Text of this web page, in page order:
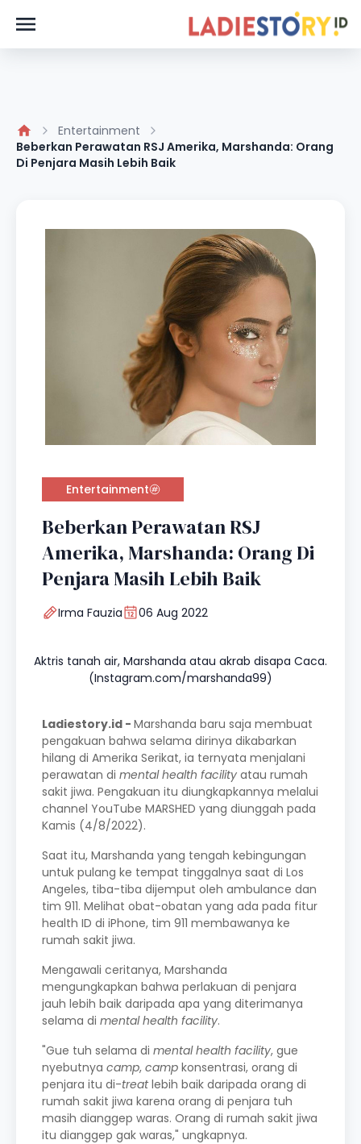
Entertainment
Beberkan Perawatan RSJ Amerika, Marshanda: Orang
Di Penjara Masih Lebih Baik
Entertainment
Beberkan Perawatan RSJ
Amerika, Marshanda: Orang Di
Penjara Masih Lebih Baik
Irma Fauzia 06 Aug 2022
Aktris tanah air, Marshanda atau akrab disapa Caca.
(Instagram.com/marshanda99)
Ladiestory.id - Marshanda baru saja membuat
pengakuan bahwa selama dirinya dikabarkan
hilang di Amerika Serikat, ia ternyata menjalani
perawatan di mental health facility atau rumah
sakit jiwa. Pengakuan itu diungkapkannya melalui
channel YouTube MARSHED yang diunggah pada
Kamis (4/8/2022).
Saat itu, Marshanda yang tengah kebingungan
untuk pulang ke tempat tinggalnya saat di Los
Angeles, tiba-tiba dijemput oleh ambulance dan
tim 911. Melihat obat-obatan yang ada pada fitur
health ID di iPhone, tim 911 membawanya ke
rumah sakit jiwa.
Mengawali ceritanya, Marshanda
mengungkapkan bahwa perlakuan di penjara
jauh lebih baik daripada apa yang diterimanya
selama di mental health facility.
"Gue tuh selama di mental health facility, gue
nyebutnya camp, camp konsentrasi, orang di
penjara itu di-treatlebih baik daripada orang di
rumah sakit jiwa karena orang di penjara tuh
masih dianggep waras. Orang di rumah sakit jiwa
itu dianggep gak waras," ungkapnya.